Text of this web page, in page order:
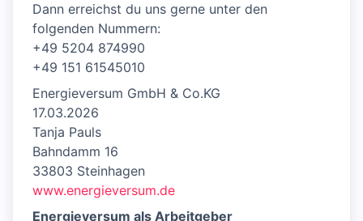
Dann erreichst du uns gerne unter den
folgenden Nummern:
+49 5204 874990
+49 151 61545010
Energieversum GmbH & Co.KG
17.03.2026
Tanja Pauls
Bahndamm 16
33803 Steinhagen
www.energieversum.de
Energieversum als Arbeitgeber